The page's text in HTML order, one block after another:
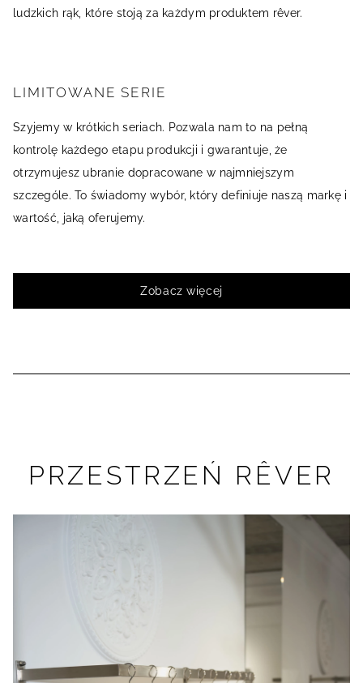
ludzkich rąk, które stoją za każdym produktem rêver.
LIMITOWANE SERIE
Szyjemy w krótkich seriach. Pozwala nam to na pełną
kontrolę każdego etapu produkcji i gwarantuje, że
otrzymujesz ubranie dopracowane w najmniejszym
szczególe. To świadomy wybór, który definiuje naszą markę i
wartość, jaką oferujemy.
Zobacz więcej
PRZESTRZEŃ RÊVER